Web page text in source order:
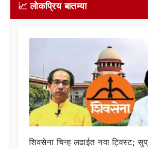
📈 लोकप्रिय बातम्या
शिवसेना चिन्ह लढाईत नवा ट्विस्ट;